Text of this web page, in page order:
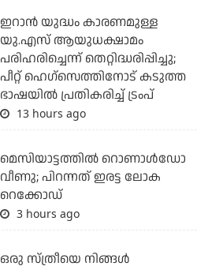
ഇറാന്‍ യുദ്ധം കാരണമുള്ള
യു.എസ് ആയുധക്ഷാമം
പരിഹരിച്ചെന്ന് തെറ്റിദ്ധരിപ്പിച്ചു;
പീറ്റ് ഹെഗ്‌സെത്തിനോട് കടുത്ത
ഭാഷയില്‍ പ്രതികരിച്ച് ട്രംപ്
13 hours ago
മെസിയാട്ടത്തില്‍ റൊണാള്‍ഡോ
വീണു; പിറന്നത് ഇരട്ട ലോക
റെക്കോഡ്
3 hours ago
ഒരു സ്ത്രീയെ നിങ്ങള്‍